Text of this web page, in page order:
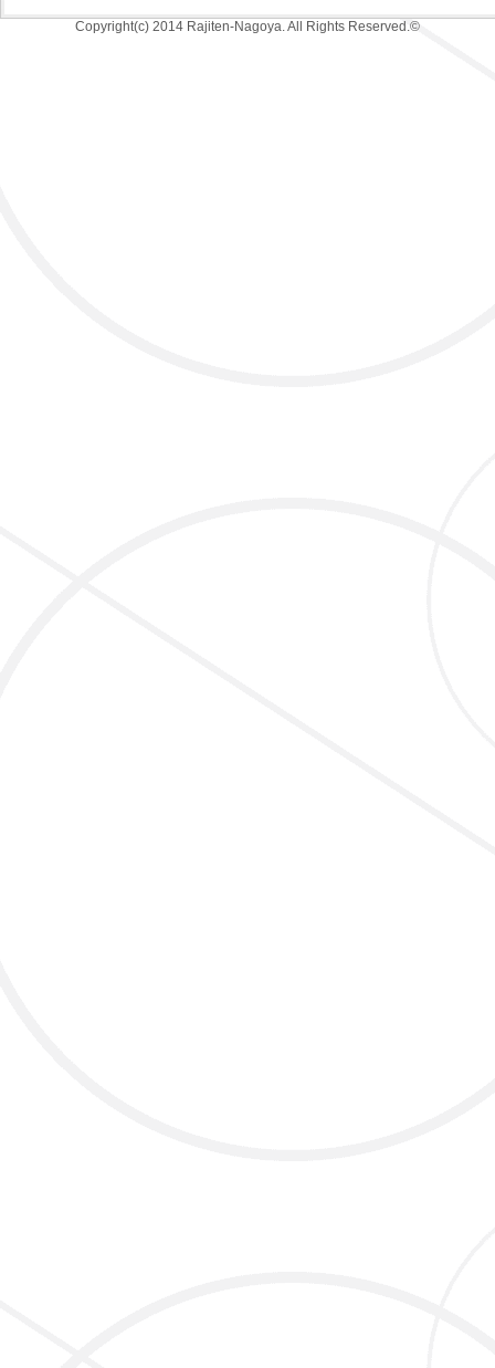
Copyright(c) 2014 Rajiten-Nagoya. All Rights Reserved.©